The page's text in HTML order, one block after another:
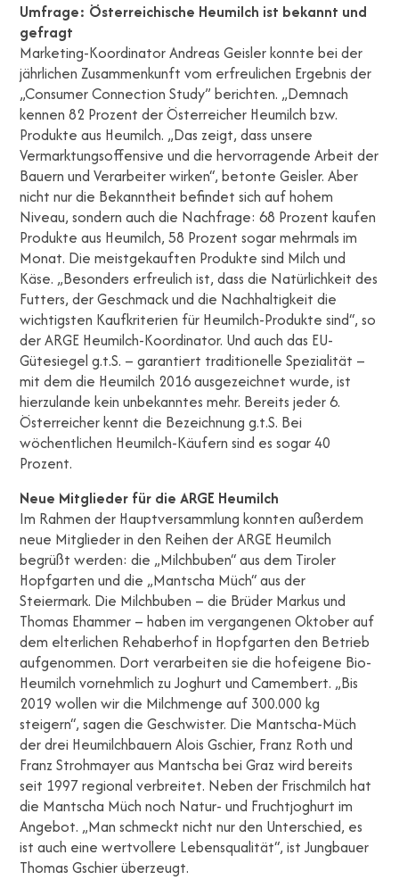
Umfrage: Österreichische Heumilch ist bekannt und
gefragt
Marketing-Koordinator Andreas Geisler konnte bei der
jährlichen Zusammenkunft vom erfreulichen Ergebnis der
„Consumer Connection Study” berichten. „Demnach
kennen 82 Prozent der Österreicher Heumilch bzw.
Produkte aus Heumilch. „Das zeigt, dass unsere
Vermarktungsoffensive und die hervorragende Arbeit der
Bauern und Verarbeiter wirken“, betonte Geisler. Aber
nicht nur die Bekanntheit befindet sich auf hohem
Niveau, sondern auch die Nachfrage: 68 Prozent kaufen
Produkte aus Heumilch, 58 Prozent sogar mehrmals im
Monat. Die meistgekauften Produkte sind Milch und
Käse. „Besonders erfreulich ist, dass die Natürlichkeit des
Futters, der Geschmack und die Nachhaltigkeit die
wichtigsten Kaufkriterien für Heumilch-Produkte sind“, so
der ARGE Heumilch-Koordinator. Und auch das EU-
Gütesiegel g.t.S. – garantiert traditionelle Spezialität –
mit dem die Heumilch 2016 ausgezeichnet wurde, ist
hierzulande kein unbekanntes mehr. Bereits jeder 6.
Österreicher kennt die Bezeichnung g.t.S. Bei
wöchentlichen Heumilch-Käufern sind es sogar 40
Prozent.
Neue Mitglieder für die ARGE Heumilch
Im Rahmen der Hauptversammlung konnten außerdem
neue Mitglieder in den Reihen der ARGE Heumilch
begrüßt werden: die „Milchbuben“ aus dem Tiroler
Hopfgarten und die „Mantscha Müch“ aus der
Steiermark. Die Milchbuben – die Brüder Markus und
Thomas Ehammer – haben im vergangenen Oktober auf
dem elterlichen Rehaberhof in Hopfgarten den Betrieb
aufgenommen. Dort verarbeiten sie die hofeigene Bio-
Heumilch vornehmlich zu Joghurt und Camembert. „Bis
2019 wollen wir die Milchmenge auf 300.000 kg
steigern“, sagen die Geschwister. Die Mantscha-Müch
der drei Heumilchbauern Alois Gschier, Franz Roth und
Franz Strohmayer aus Mantscha bei Graz wird bereits
seit 1997 regional verbreitet. Neben der Frischmilch hat
die Mantscha Müch noch Natur- und Fruchtjoghurt im
Angebot. „Man schmeckt nicht nur den Unterschied, es
ist auch eine wertvollere Lebensqualität“, ist Jungbauer
Thomas Gschier überzeugt.